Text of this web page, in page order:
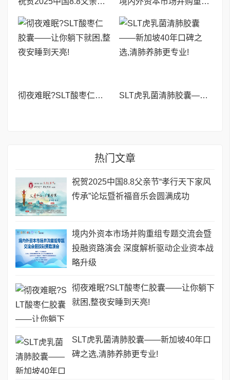
彻夜难眠?SLT酸枣仁胶囊——让你躺下就困,整夜安睡到天亮! SLT虎乳菌清肺胶囊——新加坡40年口碑之选,清肺养肺更专业!
热门文章
祝贺2025中国8.8父亲节“孝行天下家风
传承”论坛暨祈福音乐会圆满成功
境内外资本市场并购重组专题交流会暨
投融资路演会 深度解析驱动企业资本战
略升级
彻夜难眠?SLT酸枣仁胶囊——让你躺下
就困,整夜安睡到天亮!
SLT虎乳菌清肺胶囊——新加坡40年口
碑之选,清肺养肺更专业!